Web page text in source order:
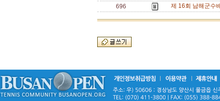
696
제 16회 남해군수